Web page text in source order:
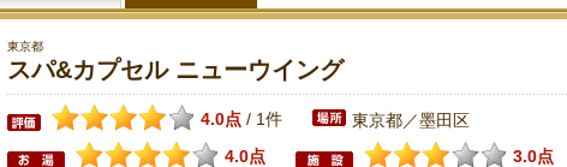
東京都
スパ&カプセル ニューウイング
4.0点 / 1件 東京都／墨田区
4.0点
3.0点